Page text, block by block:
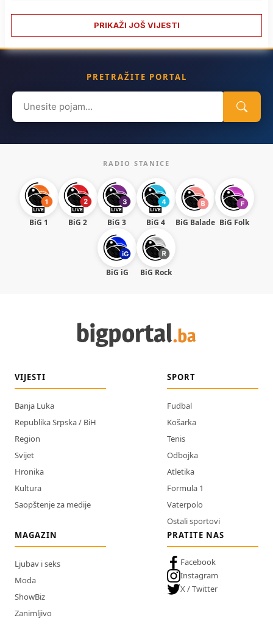
PRIKAŽI JOŠ VIJESTI
PRETRAŽITE PORTAL
Search
for:
RADIO STANICE
BiG 1 BiG 2 BiG 3 BiG 4 BiG Balade BiG Folk
BiG iG BiG Rock
VIJESTI
Banja Luka
Republika Srpska / BiH
Region
Svijet
Hronika
Kultura
Saopštenje za medije
SPORT
Fudbal
Košarka
Tenis
Odbojka
Atletika
Formula 1
Vaterpolo
Ostali sportovi
MAGAZIN
Ljubav i seks
Moda
ShowBiz
Zanimljivo
PRATITE NAS
Facebook
Instagram
X / Twitter